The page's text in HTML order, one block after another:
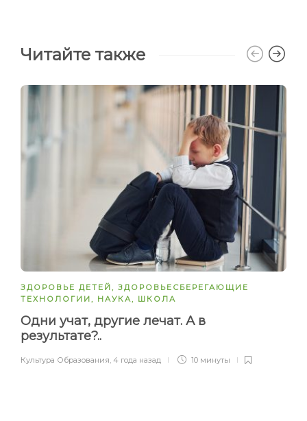
Читайте также
ЗДОРОВЬЕ ДЕТЕЙ, ЗДОРОВЬЕСБЕРЕГАЮЩИЕ
ТЕХНОЛОГИИ, НАУКА, ШКОЛА
Одни учат, другие лечат. А в
результате?..
Культура Образования, 4 года назад 10 минуты